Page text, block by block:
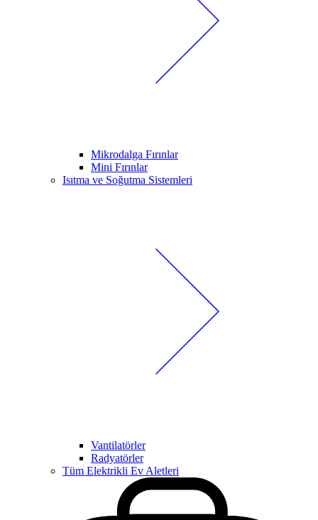
Mikrodalga Fırınlar
Mini Fırınlar
Isıtma ve Soğutma Sistemleri
Vantilatörler
Radyatörler
Tüm Elektrikli Ev Aletleri